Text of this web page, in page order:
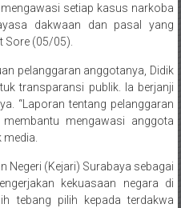
setiap kasus narkoba
dakwaan dan pasal yang
Sore (05/05).
pelanggaran anggotanya, Didik
transparansi publik. Ia berjanji
“Laporan tentang pelanggaran
mengawasi anggota
media.
Negeri (Kejari) Surabaya sebagai
kekuasaan negara di
tebang pilih kepada terdakwa